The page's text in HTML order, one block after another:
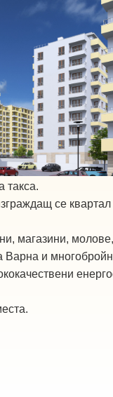
такса.
се квартал
магазини,
Варна и